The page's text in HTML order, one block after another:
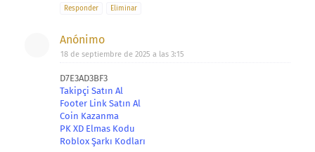
Responder Eliminar
Anónimo
18 de septiembre de 2025 a las 3:15
D7E3AD3BF3
Takipçi Satın Al
Footer Link Satın Al
Coin Kazanma
PK XD Elmas Kodu
Roblox Şarkı Kodları